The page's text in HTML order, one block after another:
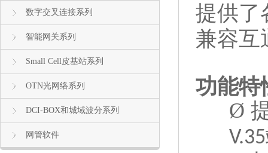
数字交叉连接系列
智能网关系列
Small Cell皮基站系列
OTN光网络系列
DCI-BOX和城域波分系列
网管软件
提供了
兼容互
功能特
Ø
V.35